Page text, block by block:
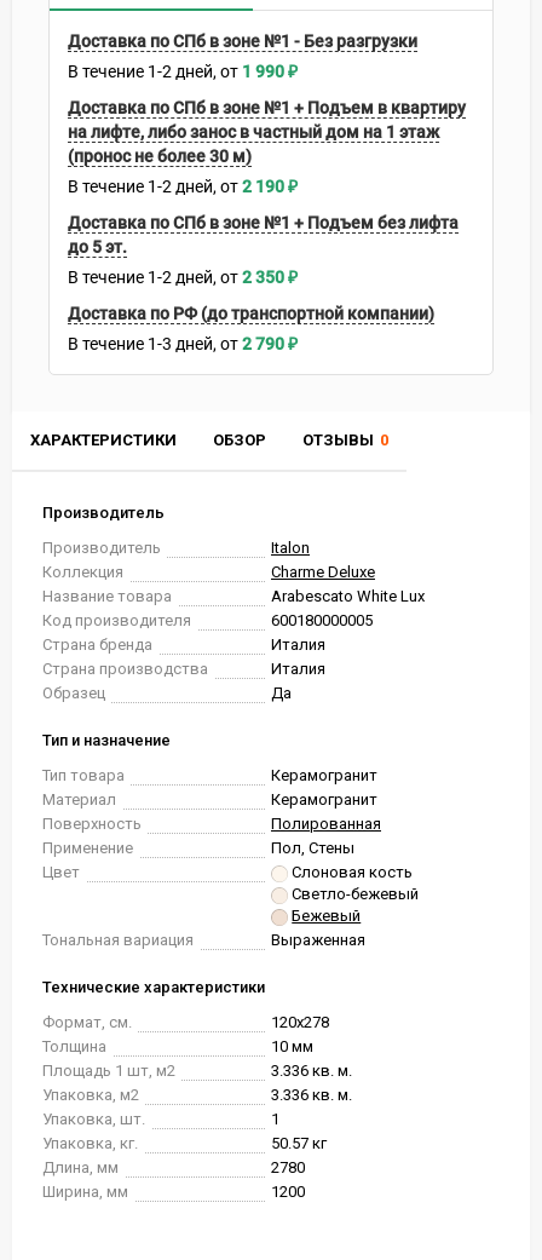
ХАРАКТЕРИСТИКИ ОБЗОР ОТЗЫВЫ 0
Производитель
Производитель
Italon
Коллекция
Charme Deluxe
Название товара
Arabescato White Lux
Код производителя
600180000005
Страна бренда
Италия
Страна производства
Италия
Образец
Да
Тип и назначение
Тип товара
Керамогранит
Материал
Керамогранит
Поверхность
Полированная
Применение
Пол, Стены
Цвет
Слоновая кость
Светло-бежевый
Бежевый
Тональная вариация
Выраженная
Технические характеристики
Формат, см.
120x278
Толщина
10 мм
Площадь 1 шт, м2
3.336 кв. м.
Упаковка, м2
3.336 кв. м.
Упаковка, шт.
1
Упаковка, кг.
50.57 кг
Длина, мм
2780
Ширина, мм
1200
Доставка по СПб в зоне №1 - Без разгрузки
В течение 1-2 дней 1 990₽
Доставка по СПб в зоне №1 + Подъем в квартиру
на лифте, либо занос в частный дом на 1 этаж
(пронос не более 30 м)
В течение 1-2 дней 2 190₽
Доставка по СПб в зоне №1 + Подъем без лифта
до 5 эт.
В течение 1-2 дней 2 350₽
Доставка по РФ (до транспортной компании)
В течение 1-3 дней 2 790₽